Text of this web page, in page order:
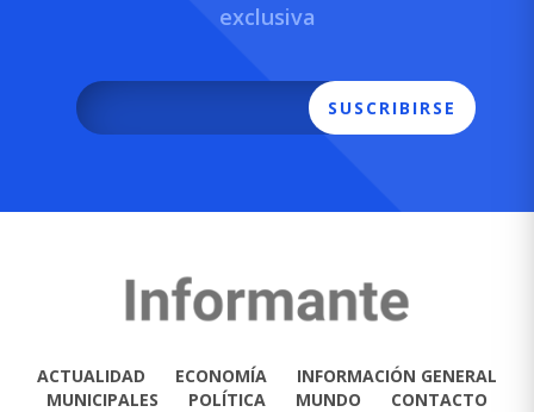
exclusiva
SUSCRIBIRSE
ACTUALIDAD ECONOMÍA
INFORMACIÓN GENERAL
MUNICIPALES
POLÍTICA MUNDO CONTACTO